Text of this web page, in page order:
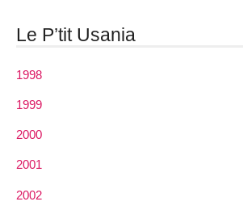
Le P’tit Usania
1998
1999
2000
2001
2002